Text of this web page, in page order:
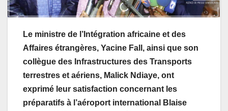
Le ministre de l’Intégration africaine et des
Affaires étrangères, Yacine Fall, ainsi que son
collègue des Infrastructures des Transports
terrestres et aériens, Malick Ndiaye, ont
exprimé leur satisfaction concernant les
préparatifs à l’aéroport international Blaise